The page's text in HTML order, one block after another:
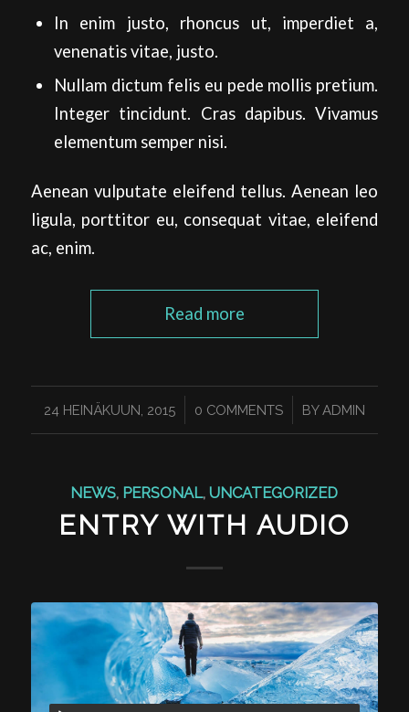
In enim justo, rhoncus ut, imperdiet a,
venenatis vitae, justo.
Nullam dictum felis eu pede mollis pretium.
Integer tincidunt. Cras dapibus. Vivamus
elementum semper nisi.
Aenean vulputate eleifend tellus. Aenean leo
ligula, porttitor eu, consequat vitae, eleifend
ac, enim.
Read more
24 HEINÄKUUN, 2015
/ 0 COMMENTS
/ BYADMIN
NEWS, PERSONAL,UNCATEGORIZED
ENTRY WITH AUDIO